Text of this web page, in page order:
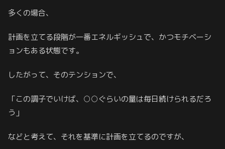
多くの場合、
計画を立てる段階が一番エネルギッシュで、かつモチベーシ
ョンもある状態です。
したがって、そのテンションで、
「この調子でいけば、○○ぐらいの量は毎日続けられるだろ
う」
などと考えて、それを基準に計画を立てるのですが、